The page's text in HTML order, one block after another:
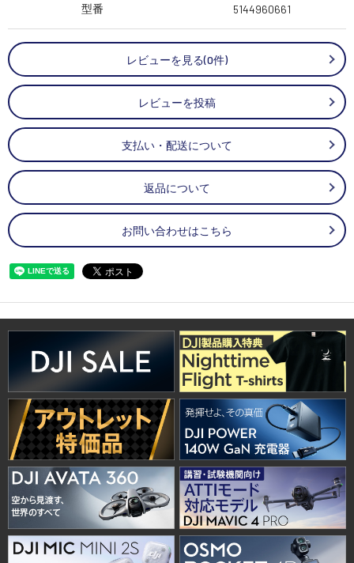
型番 5144960661
レビューを見る(0件)
レビューを投稿
支払い・配送について
返品について
お問い合わせはこちら